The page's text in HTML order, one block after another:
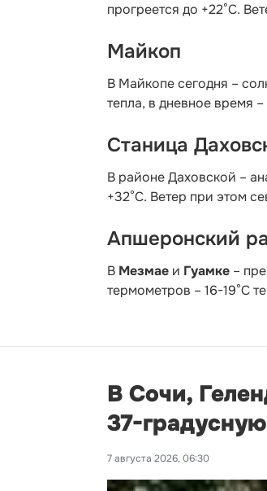
прогреется до +22°С.
Майкоп
В Майкопе сегодня –
тепла, в дневное время
Станица
В районе Даховской –
+32°C. Ветер при этом
Апшеронский
В Мезмае и Гуамке –
термометров – 16-19°С
В Сочи,
37-
7 августа 2026, 06:30